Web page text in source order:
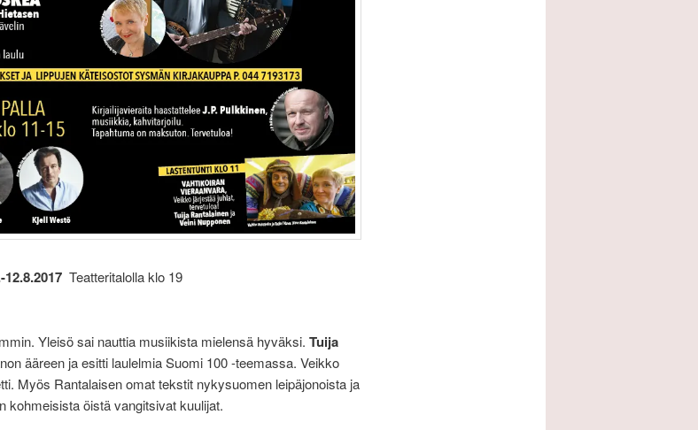
Teatteritalolla klo 19
Yleisö sai nauttia musiikista mielensä hyväksi. Tuija
ääreen ja esitti laulelmia Suomi 100 -teemassa. Veikko
Myös Rantalaisen omat tekstit nykysuomen leipäjonoista ja
kohmeisista öistä vangitsivat kuulijat.